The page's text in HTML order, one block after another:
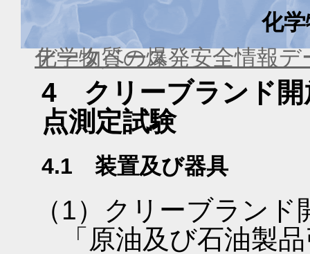
化
化学物質の爆発安全情報デ
消防法危険性確認試験データベース
4 クリーブランド開
点測定試験
4.1 装置及び器具
（1）クリーブラン
「原油及び石油製品